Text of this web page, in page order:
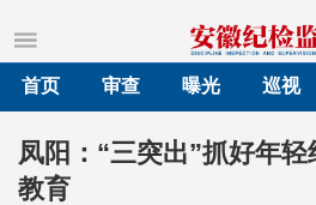
首页
审查 曝光 巡视
凤阳：“三突出”抓好年
教育